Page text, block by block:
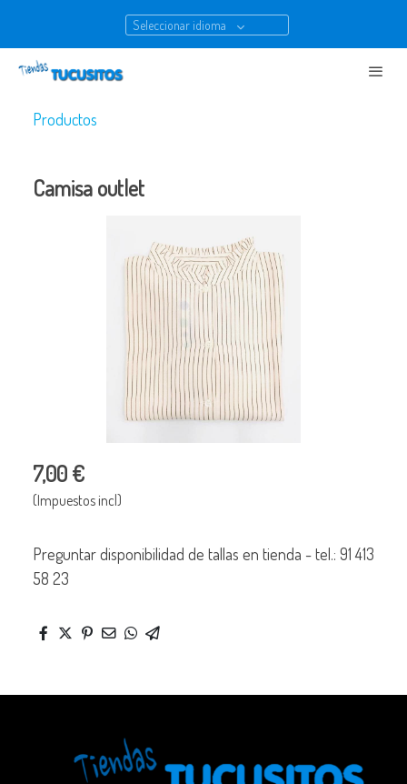
Seleccionar idioma
Productos
Camisa outlet
7,00 €
(Impuestos incl)
Preguntar disponibilidad de tallas en tienda - tel.: 91 413
58 23